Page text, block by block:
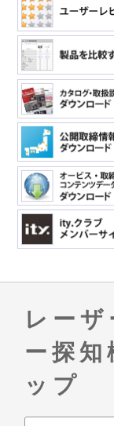
レー
ー探知
ップ